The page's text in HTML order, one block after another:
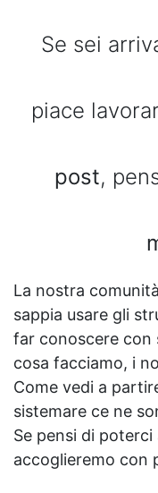
Se sei
piace
post,
La nostra
sappia usare gli
far conoscere con
cosa facciamo, i
Come vedi a
sistemare ce ne
Se pensi di
accoglieremo con